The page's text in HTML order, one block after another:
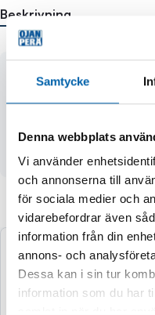
Samtycke
Denna webbplats
Vi använder
och annonserna till
för sociala medier och
vidarebefordrar även
information från din
annons- och
Dessa kan i sin tur
information som du har
Beskrivning
- max. kapacitet 2500
- längd 900 mm, bredd